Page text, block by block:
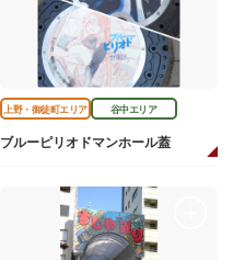
上野・御徒町エリア 谷中エリア
ブルーピリオドマンホール蓋